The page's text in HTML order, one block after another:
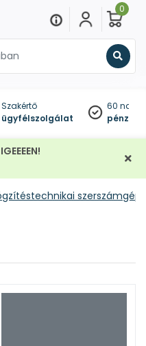
0
Szakértő
ügyfélszolgálat
60